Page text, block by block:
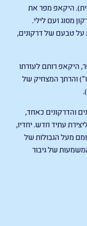
היקאפ מפר את
מסוג זעם לילי.
טבעם של דרקונים,
היקאפ רותם לעזרתו
והרתך המצחיק של
והדרקונים כאחד,
עתיד חדש. יחדיו,
מעל הגבולות של
של גיבור